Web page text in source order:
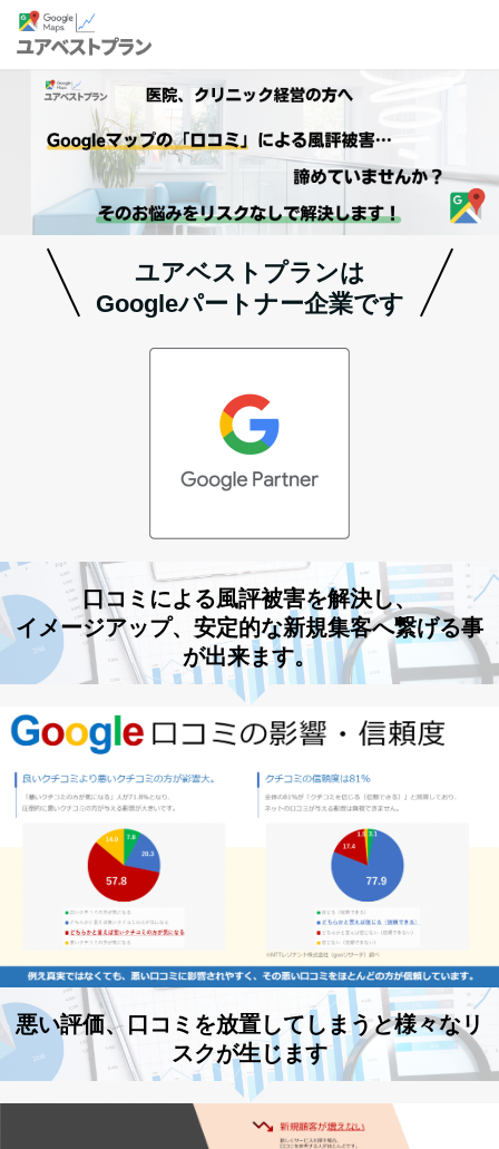
ユアベストプランは
Googleパートナー企業です
口コミによる風評被害を解決し、
イメージアップ、安定的な新規集客へ繋げる事
が出来ます。
悪い評価、口コミを放置してしまうと様々なリ
スクが生じます